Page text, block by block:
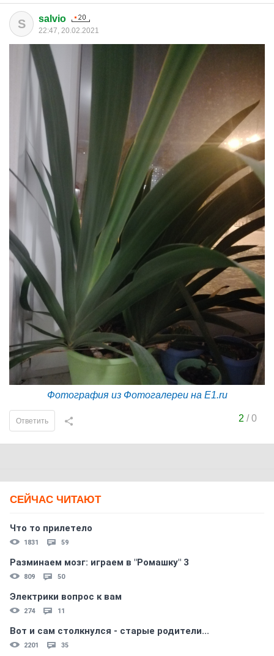
S salvio
22:47, 20.02.2021
Фотография из Фотогалереи на E1.ru
2 /0
Ответить
СЕЙЧАС ЧИТАЮТ
Что то прилетело
1831 59
Разминаем мозг: играем в "Ромашку" 3
809 50
Электрики вопрос к вам
274 11
Вот и сам столкнулся - старые родители...
2201 35